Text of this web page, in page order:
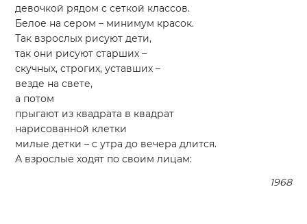
девочкой рядом с сеткой классов.
Белое на сером – минимум красок.
Так взрослых рисуют дети,
так они рисуют старших –
скучных, строгих, уставших –
везде на свете,
а потом
прыгают из квадрата в квадрат
нарисованной клетки
милые детки – с утра до вечера длится.
А взрослые ходят по своим лицам:
1968